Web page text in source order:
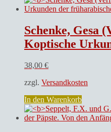
Schenke, Gesa
Koptische Urkunden
38,00 €
zzgl. Versandkosten
In den Warenkorb